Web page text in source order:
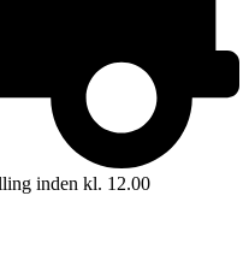
inden kl. 12.00